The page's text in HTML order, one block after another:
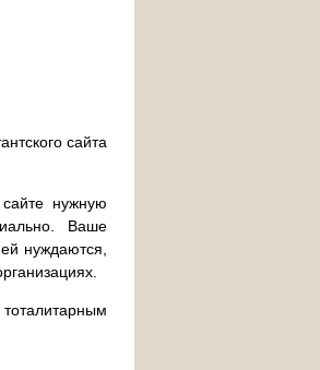
сайта
нужную
Ваше
нуждаются,